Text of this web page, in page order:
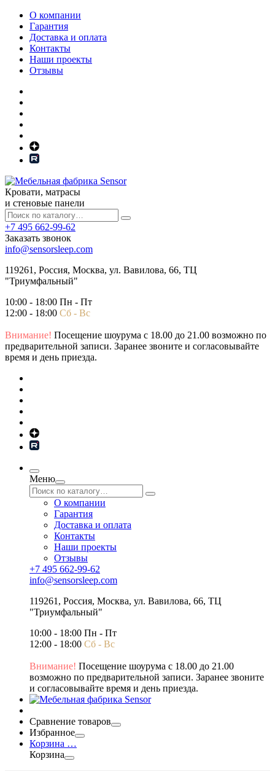
О компании
Гарантия
Доставка и оплата
Контакты
Наши проекты
Отзывы
Кровати, матрасы
и стеновые панели
+7 495 662-99-62
Заказать звонок
info@sensorsleep.com
119261, Россия, Москва, ул. Вавилова, 66, ТЦ
"Триумфальный"
10:00 - 18:00 Пн - Пт
12:00 - 18:00 Сб - Вс
Внимание! Посещение шоурума с 18.00 до 21.00 возможно по
предварительной записи. Заранее звоните и согласовывайте
время и день приезда.
Меню
О компании
Гарантия
Доставка и оплата
Контакты
Наши проекты
Отзывы
+7 495 662-99-62
info@sensorsleep.com
119261, Россия, Москва, ул. Вавилова, 66, ТЦ
"Триумфальный"
10:00 - 18:00 Пн - Пт
12:00 - 18:00 Сб - Вс
Внимание! Посещение шоурума с 18.00 до 21.00
возможно по предварительной записи. Заранее звоните
и согласовывайте время и день приезда.
Сравнение товаров
Избранное
Корзина …
Корзина